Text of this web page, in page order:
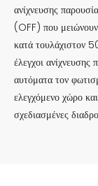
ανίχνευσης
(OFF) που
κατά τουλάχιστον
έλεγχοι ανίχνευσης
αυτόματα τον
ελεγχόμενο χώρο
σχεδιασμένες